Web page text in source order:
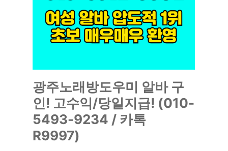
광주노래방도우미 알바 구
인! 고수익/당일지급! (010-
5493-9234 / 카톡
R9997)